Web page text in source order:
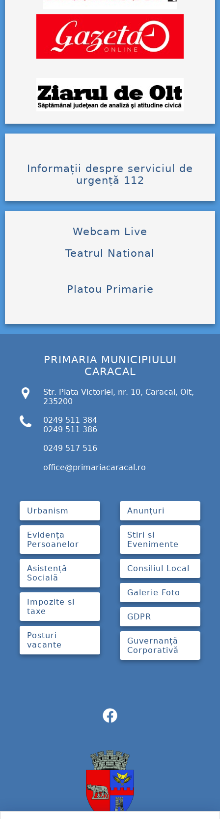
Informații despre serviciul de
urgență 112
Webcam Live
Teatrul National
Platou Primarie
PRIMARIA MUNICIPIULUI
CARACAL
Str. Piata Victoriei, nr. 10, Caracal, Olt,
235200
0249 511 384
0249 511 386
0249 517 516
office@primariacaracal.ro
Urbanism
Evidența
Persoanelor
Asistență
Socială
Impozite si
taxe
Posturi
vacante
Anunțuri
Stiri si
Evenimente
Consiliul Local
Galerie Foto
GDPR
Guvernanță
Corporativă